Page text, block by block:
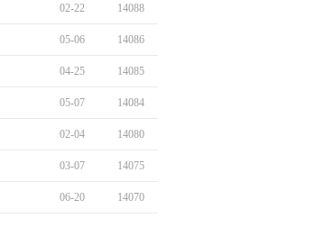
02-22 14088
05-06 14086
04-25 14085
05-07 14084
02-04 14080
03-07 14075
06-20 14070